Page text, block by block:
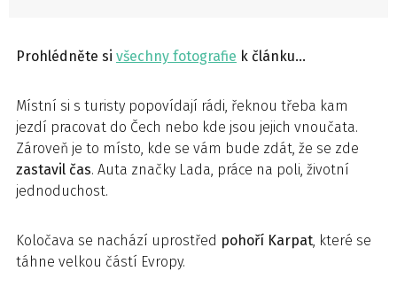
Prohlédněte si všechny fotografie k článku…
Místní si s turisty popovídají rádi, řeknou třeba kam
jezdí pracovat do Čech nebo kde jsou jejich vnoučata.
Zároveň je to místo, kde se vám bude zdát, že se zde
zastavil čas. Auta značky Lada, práce na poli, životní
jednoduchost.
Koločava se nachází uprostřed pohoří Karpat, které se
táhne velkou částí Evropy.